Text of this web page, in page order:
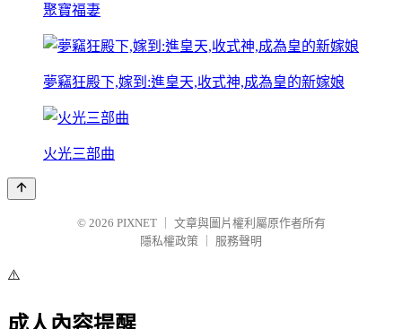
聚寶福妻
夢竊狂殿下,嫁到:進皇天,收式神,成為皇的新嫁娘
火光三部曲
© 2026 PIXNET
文章與圖片權利屬原作者所有
隱私權政策
服務聲明
⚠️
成人內容提醒